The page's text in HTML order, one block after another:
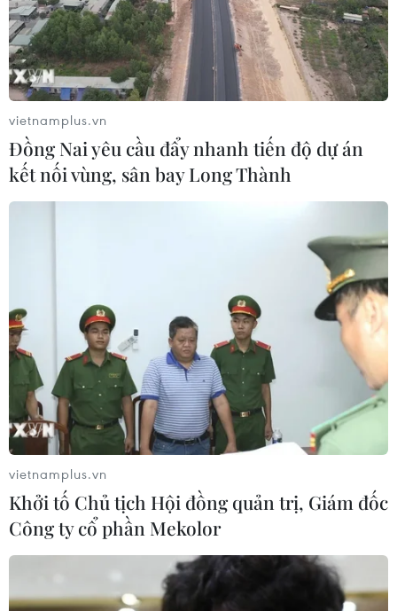
vietnamplus.vn
Đồng Nai yêu cầu đẩy nhanh tiến độ dự án
kết nối vùng, sân bay Long Thành
vietnamplus.vn
Khởi tố Chủ tịch Hội đồng quản trị, Giám đốc
Công ty cổ phần Mekolor